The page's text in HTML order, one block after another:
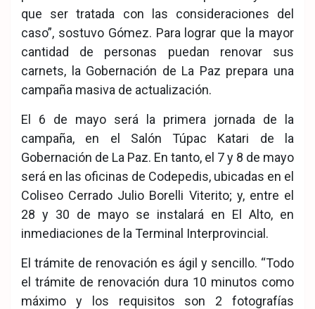
que ser tratada con las consideraciones del
caso”, sostuvo Gómez. Para lograr que la mayor
cantidad de personas puedan renovar sus
carnets, la Gobernación de La Paz prepara una
campaña masiva de actualización.
El 6 de mayo será la primera jornada de la
campaña, en el Salón Túpac Katari de la
Gobernación de La Paz. En tanto, el 7 y 8 de mayo
será en las oficinas de Codepedis, ubicadas en el
Coliseo Cerrado Julio Borelli Viterito; y, entre el
28 y 30 de mayo se instalará en El Alto, en
inmediaciones de la Terminal Interprovincial.
El trámite de renovación es ágil y sencillo. “Todo
el trámite de renovación dura 10 minutos como
máximo y los requisitos son 2 fotografías